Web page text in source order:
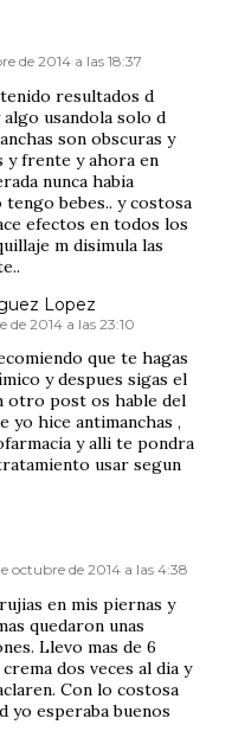
de 2014 a las 18:37
resultados d
algo usandola solo d
son obscuras y
y frente y ahora en
nunca habia
bebes.. y costosa
efectos en todos los
m disimula las
Lopez
de 2014 a las 23:10
que te hagas
y despues sigas el
otro post os hable del
yo hice antimanchas ,
y alli te pondra
usar segun
octubre de 2014 a las 4:38
en mis piernas y
quedaron unas
Llevo mas de 6
dos veces al dia y
Con lo costosa
yo esperaba buenos